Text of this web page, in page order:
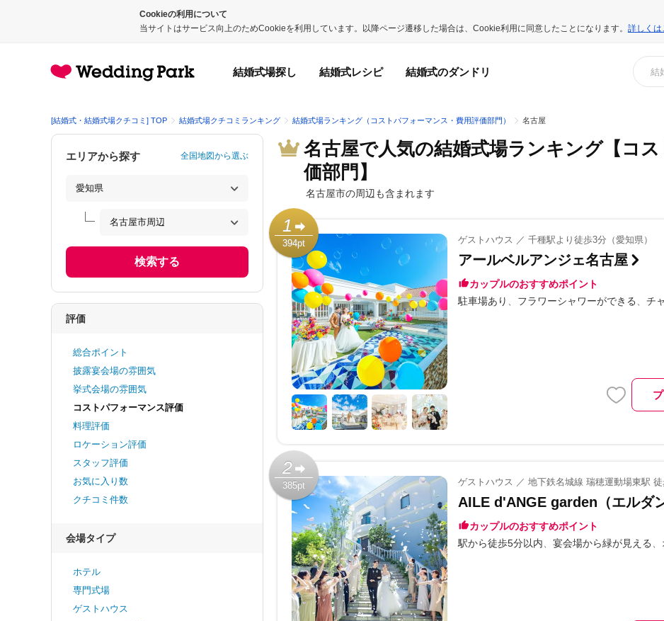
Cookieの利用について
当サイトはサービス向上のためCookieを利用しています。以降ページ遷移した場合は、Cookie利用に同意したことになります。 詳しくは
結婚式場探し 結婚式レシピ 結婚式のダンドリ
[結婚式・結婚式場クチコミ] TOP 結婚式場クチコミランキング 結婚式場ランキング（コストパフォーマンス・費用評価部門） 名古屋
名古屋で人気の結婚式場ランキング【コ
価部門】
名古屋市の周辺も含まれます
1
394pt ゲストハウス ／ 千種駅より徒歩3分（愛知県）
アールベルアンジェ名古屋
カップルのおすすめポイント
駐車場あり
フラワーシャワーができる チ
2
385pt ゲストハウス ／ 地下鉄名城線 瑞穂運動場東駅 徒
AILE d'ANGE garden（エルダ
カップルのおすすめポイント
駅から徒歩5分以内
宴会場から緑が見える
エリアから探す 全国地図から選ぶ
検索する
評価
総合ポイント
披露宴会場の雰囲気
挙式会場の雰囲気
コストパフォーマンス評価
料理評価
ロケーション評価
スタッフ評価
お気に入り数
クチコミ件数
会場タイプ
ホテル
専門式場
ゲストハウス